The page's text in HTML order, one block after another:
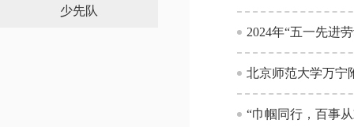
少先队
2024年“五一先进
北京师范大学万宁
“巾帼同行，百事